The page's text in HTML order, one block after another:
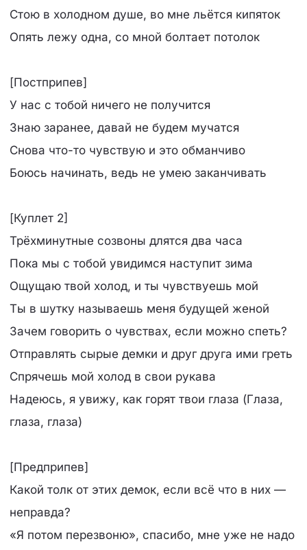
Стою в холодном душе, во мне льётся кипяток
Опять лежу одна, со мной болтает потолок
[Постприпев]
У нас с тобой ничего не получится
Знаю заранее, давай не будем мучатся
Снова что-то чувствую и это обманчиво
Боюсь начинать, ведь не умею заканчивать
[Куплет 2]
Трёхминутные созвоны длятся два часа
Пока мы с тобой увидимся наступит зима
Ощущаю твой холод, и ты чувствуешь мой
Ты в шутку называешь меня будущей женой
Зачем говорить о чувствах, если можно спеть?
Отправлять сырые демки и друг друга ими греть
Спрячешь мой холод в свои рукава
Надеюсь, я увижу, как горят твои глаза (Глаза,
глаза, глаза)
[Предприпев]
Какой толк от этих демок, если всё что в них —
неправда?
«Я потом перезвоню», спасибо, мне уже не надо